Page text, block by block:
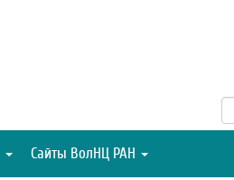
Сайты ВолНЦ РАН